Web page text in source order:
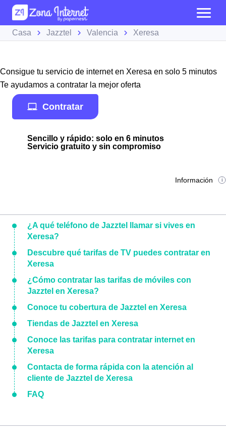
Casa Jazztel Valencia Xeresa
Consigue tu servicio de internet en Xeresa en solo 5 minutos
Te ayudamos a contratar la mejor oferta
Contratar
Sencillo y rápido: solo en 6 minutos
Servicio gratuito y sin compromiso
Información
¿A qué teléfono de Jazztel llamar si vives en
Xeresa?
Descubre qué tarifas de TV puedes contratar en
Xeresa
¿Cómo contratar las tarifas de móviles con
Jazztel en Xeresa?
Conoce tu cobertura de Jazztel en Xeresa
Tiendas de Jazztel en Xeresa
Conoce las tarifas para contratar internet en
Xeresa
Contacta de forma rápida con la atención al
cliente de Jazztel de Xeresa
FAQ